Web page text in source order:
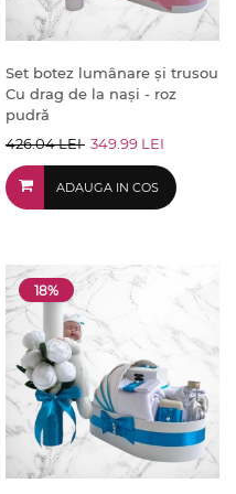
Set botez lumânare și trusou
Cu drag de la nași - roz
pudră
426.04 LEI 349.99 LEI
ADAUGA IN COS
18%